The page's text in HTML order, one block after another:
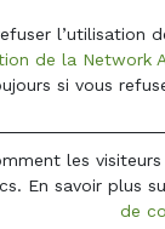
l’utilisation
de la Network
si vous
les
En savoir plus
de